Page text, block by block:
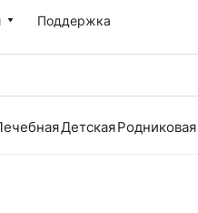
Поддержка
ДетскаяРодниковая